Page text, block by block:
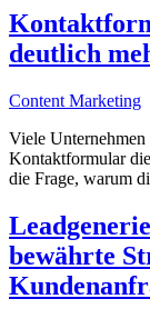
deutlich
Content Marketing
Viele Unternehmen
Kontaktformular
die Frage, warum
bewährte